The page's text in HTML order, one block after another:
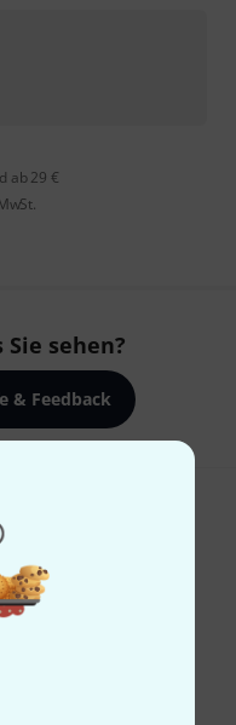
ab 29 €
sehen?
& Feedback
und gewinne mit